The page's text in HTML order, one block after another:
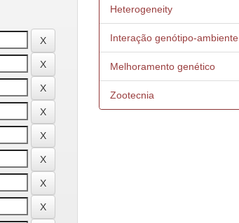
Heterogeneity
Interação genótipo-ambiente
Melhoramento genético
Zootecnia